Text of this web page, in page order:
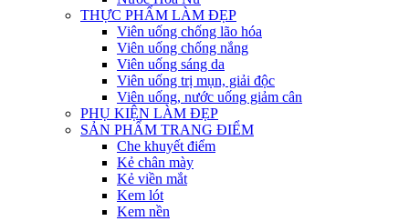
THỰC PHẨM LÀM ĐẸP
Viên uống chống lão hóa
Viên uống chống nắng
Viên uống sáng da
Viên uống trị mụn, giải độc
Viên uống, nước uống giảm cân
PHỤ KIỆN LÀM ĐẸP
SẢN PHẨM TRANG ĐIỂM
Che khuyết điểm
Kẻ chân mày
Kẻ viền mắt
Kem lót
Kem nền